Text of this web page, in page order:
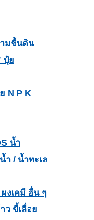
ามชื้นดิน
ปุ๋ย
N P K
น้ำ
ำ / น้ำทะเล
งเคมี อื่น ๆ
ว ขี้เลื่อย